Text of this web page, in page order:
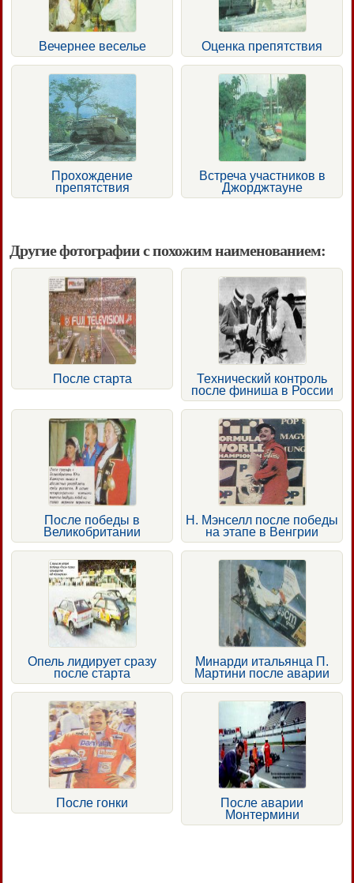
Вечернее веселье Оценка препятствия
Прохождение
препятствия
Встреча участников в
Джорджтауне
Другие фотографии с похожим наименованием:
После старта
Технический контроль
после финиша в России
После победы в
Великобритании
Н. Мэнселл после победы
на этапе в Венгрии
Опель лидирует сразу
после старта
Минарди итальянца П.
Мартини после аварии
После гонки
После аварии
Монтермини